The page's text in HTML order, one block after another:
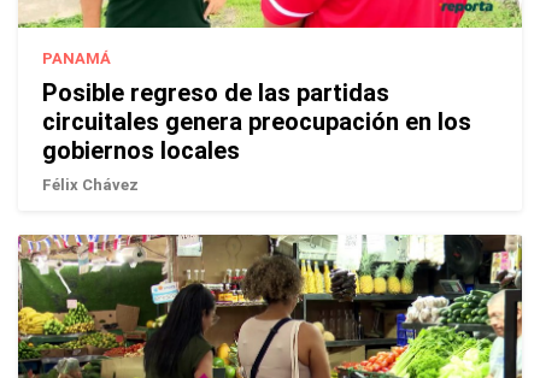
PANAMÁ
Posible regreso de las partidas
circuitales genera preocupación en los
gobiernos locales
Félix Chávez